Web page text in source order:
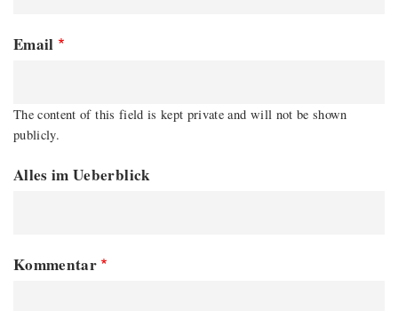
Email
The content of this field is kept private and will not be shown
publicly.
Alles im Ueberblick
Kommentar